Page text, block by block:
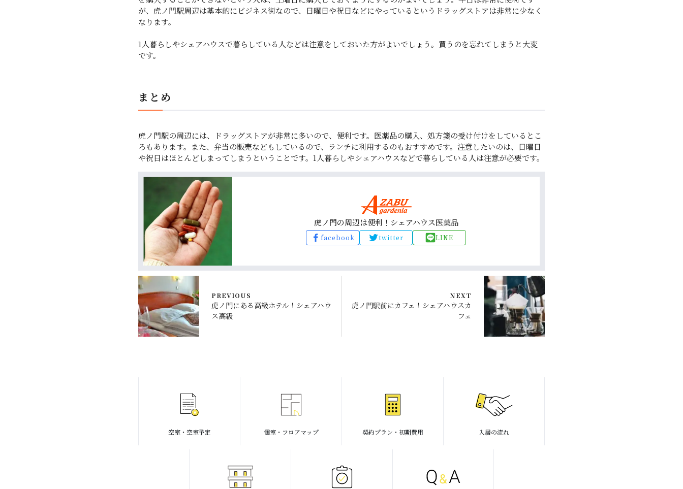
が、虎ノ門駅周辺は基本的にビジネス街なので、日曜日や祝日などにやっているというドラッグストアは非常に少なく
なります。
1人暮らしやシェアハウスで暮らしている人などは注意をしておいた方がよいでしょう。買うのを忘れてしまうと大変
です。
まとめ
虎ノ門駅の周辺には、ドラッグストアが非常に多いので、便利です。医薬品の購入、処方箋の受け付けをしているとこ
ろもあります。また、弁当の販売などもしているので、ランチに利用するのもおすすめです。注意したいのは、日曜日
や祝日はほとんどしまってしまうということです。1人暮らしやシェアハウスなどで暮らしている人は注意が必要です。
虎ノ門の周辺は便利！シェアハウス医薬品
facebook twitter LINE
PREVIOUS
虎ノ門にある高級ホテル！シェアハウ
ス高級
NEXT
虎ノ門駅前にカフェ！シェアハウスカ
フェ
空室・空室予定 個室・フロアマップ 契約プラン・初期費用 入居の流れ